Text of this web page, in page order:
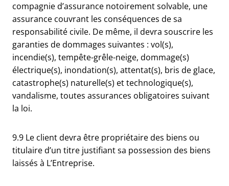
compagnie d’assurance notoirement solvable, une
assurance couvrant les conséquences de sa
responsabilité civile. De même, il devra souscrire les
garanties de dommages suivantes : vol(s),
incendie(s), tempête-grêle-neige, dommage(s)
électrique(s), inondation(s), attentat(s), bris de glace,
catastrophe(s) naturelle(s) et technologique(s),
vandalisme, toutes assurances obligatoires suivant
la loi.
9.9 Le client devra être propriétaire des biens ou
titulaire d’un titre justifiant sa possession des biens
laissés à L’Entreprise.